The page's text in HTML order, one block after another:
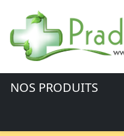
NOS PRODUITS